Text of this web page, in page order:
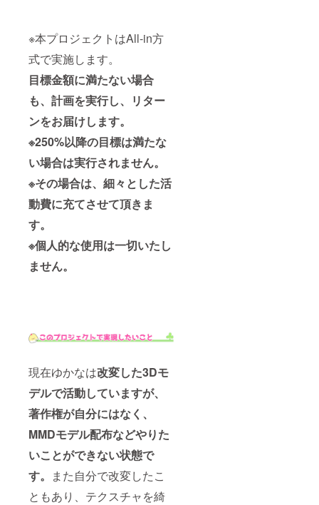
※本プロジェクトはAll-in方
式で実施します。
目標金額に満たない場合
も、計画を実行し、リター
ンをお届けします。
※250%以降の目標は満たな
い場合は実行されません。
※その場合は、細々とした活
動費に充てさせて頂きま
す。
※個人的な使用は一切いたし
ません。
現在ゆかなは改変した3Dモ
デルで活動していますが、
著作権が自分にはなく、
MMDモデル配布などやりた
いことができない状態で
す。 また自分で改変したこ
ともあり、テクスチャを綺